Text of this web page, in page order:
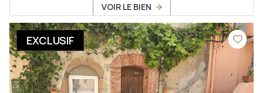
VOIR LE BIEN
EXCLUSIF